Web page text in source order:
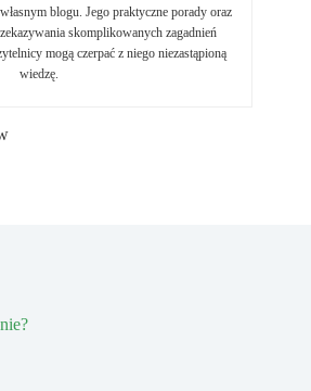
blogu. Jego praktyczne porady oraz
skomplikowanych zagadnień
mogą czerpać z niego niezastąpioną
wiedzę.